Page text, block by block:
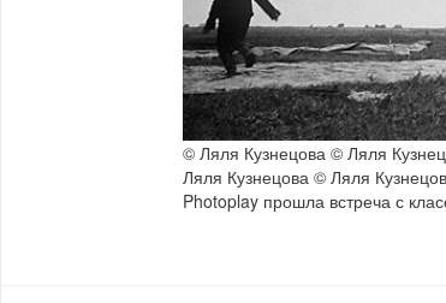
© Ляля Кузнецова © Ляля
Ляля Кузнецова © Ляля
Photoplay прошла встреча с